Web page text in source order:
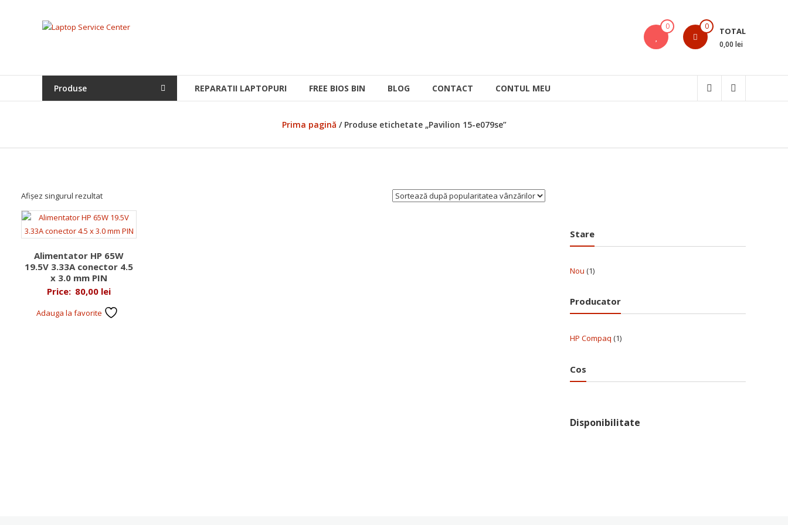
Laptop
Center
Bistrita,
Service
Laptopuri,
si
uri
0 0 TOTAL
0,00 lei
Produse REPARATII LAPTOPURI FREE BIOS BIN BLOG CONTACT CONTUL MEU
Prima pagină / Produse etichetate „Pavilion 15-e079se”
Afișez singurul rezultat
Alimentator HP 65W
19.5V 3.33A conector 4.5
x 3.0 mm PIN
Price: 80,00 lei
Adauga la favorite
Stare
Nou (1)
Producator
HP Compaq (1)
Cos
Disponibilitate